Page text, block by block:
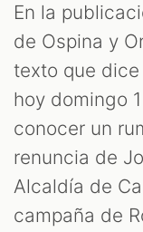
En la
de Ospina y
texto que
hoy domingo
conocer un
renuncia de
Alcaldía de
campaña de